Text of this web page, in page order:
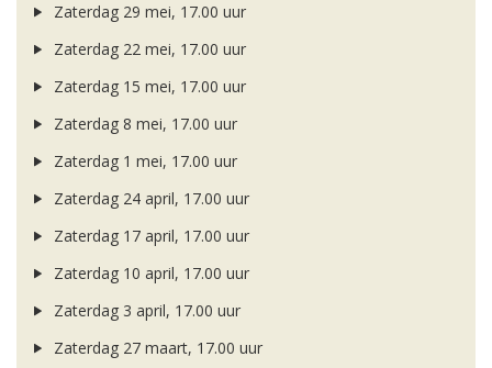
Zaterdag 29 mei, 17.00 uur
Zaterdag 22 mei, 17.00 uur
Zaterdag 15 mei, 17.00 uur
Zaterdag 8 mei, 17.00 uur
Zaterdag 1 mei, 17.00 uur
Zaterdag 24 april, 17.00 uur
Zaterdag 17 april, 17.00 uur
Zaterdag 10 april, 17.00 uur
Zaterdag 3 april, 17.00 uur
Zaterdag 27 maart, 17.00 uur